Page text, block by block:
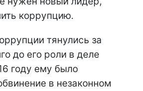
коррупцию.
тянулись за
до его роли в деле
году ему было
в незаконном